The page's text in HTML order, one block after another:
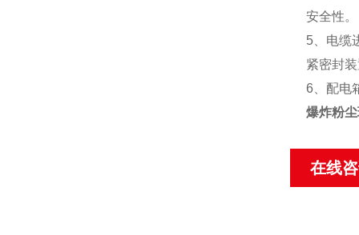
安全性。
5、电缆
紧密封
6、配电
爆炸粉
在线